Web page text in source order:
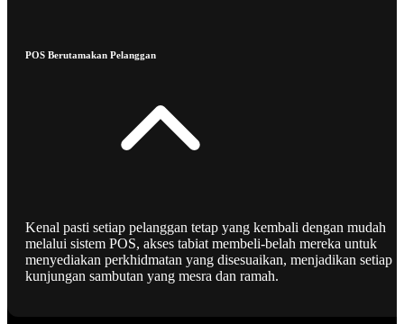
POS Berutamakan Pelanggan
Kenal pasti setiap pelanggan tetap yang kembali dengan mudah
melalui sistem POS, akses tabiat membeli-belah mereka untuk
menyediakan perkhidmatan yang disesuaikan, menjadikan setiap
kunjungan sambutan yang mesra dan ramah.